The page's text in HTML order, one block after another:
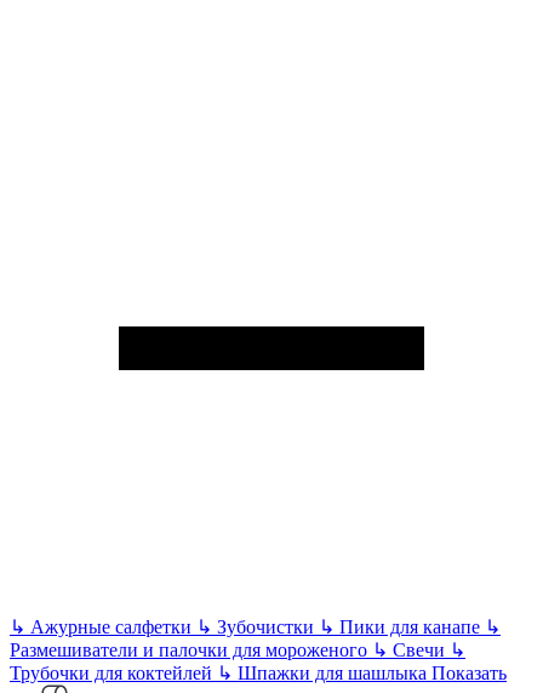
↳ Ажурные салфетки ↳ Зубочистки ↳ Пики для канапе ↳
Размешиватели и палочки для мороженого ↳ Свечи ↳
Трубочки для коктейлей ↳ Шпажки для шашлыка Показать